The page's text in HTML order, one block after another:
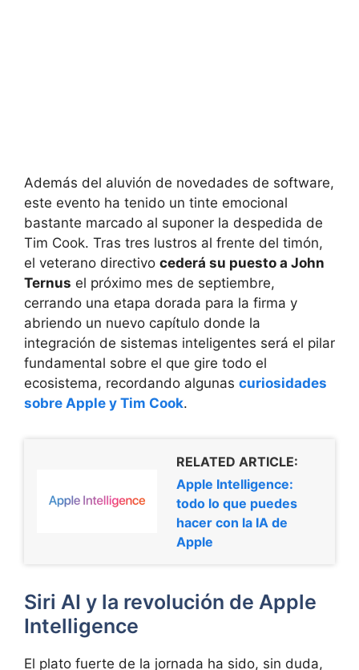
Además del aluvión de novedades de software,
este evento ha tenido un tinte emocional
bastante marcado al suponer la despedida de
Tim Cook. Tras tres lustros al frente del timón,
el veterano directivo cederá su puesto a John
Ternus el próximo mes de septiembre,
cerrando una etapa dorada para la firma y
abriendo un nuevo capítulo donde la
integración de sistemas inteligentes será el pilar
fundamental sobre el que gire todo el
ecosistema, recordando algunas curiosidades
sobre Apple y Tim Cook.
RELATED ARTICLE:
Apple Intelligence:
todo lo que puedes
hacer con la IA de
Apple
Siri AI y la revolución de Apple
Intelligence
El plato fuerte de la jornada ha sido, sin duda,